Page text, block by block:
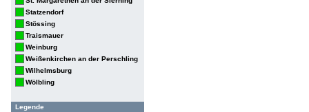
Statzendorf
Stössing
Traismauer
Weinburg
Weißenkirchen an der Perschling
Wilhelmsburg
Wölbling
Legende